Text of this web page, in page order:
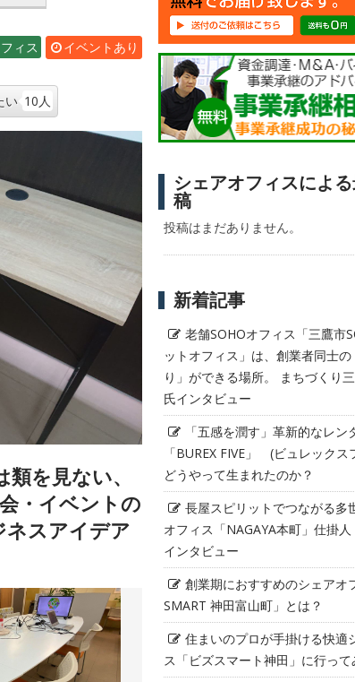
イベントあり
ィス
い 10人
を見ない、
・イベントの
ネスアイデア
シェアオフィスによ
稿
投稿はまだありません。
新着記事
老舗SOHOオフィス「三鷹市
ットオフィス」は、創業者同士
り」ができる場所。 まちづくり
氏インタビュー
「五感を潤す」革新的なレン
「BUREX FIVE」 (ビュレックス
どうやって生まれたのか？
長屋スピリットでつながる多
オフィス「NAGAYA本町」仕掛
インタビュー
創業期におすすめのシェアオ
SMART 神田富山町」とは？
住まいのプロが手掛ける快適
ス「ビズスマート神田」に行って